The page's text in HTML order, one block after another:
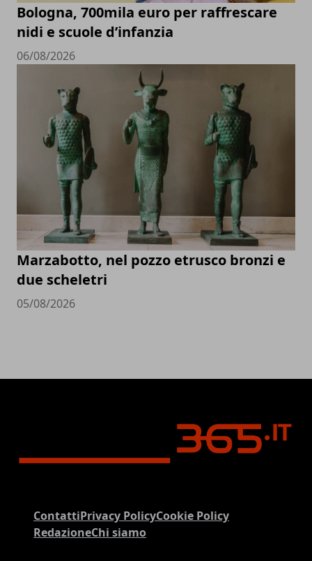
Bologna, 700mila euro per raffrescare
nidi e scuole d’infanzia
06/08/2026
Marzabotto, nel pozzo etrusco bronzi e
due scheletri
05/08/2026
ContattiPrivacy PolicyCookie Policy
RedazioneChi siamo